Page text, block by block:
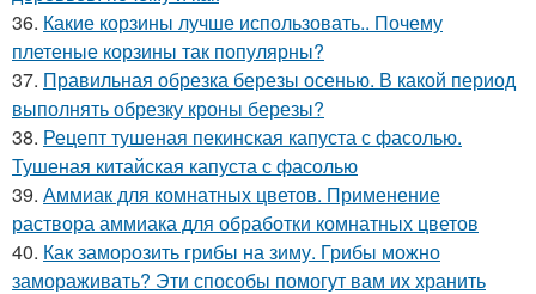
36. Какие корзины лучше использовать.. Почему
плетеные корзины так популярны?
37. Правильная обрезка березы осенью. В какой период
выполнять обрезку кроны березы?
38. Рецепт тушеная пекинская капуста с фасолью.
Тушеная китайская капуста с фасолью
39. Аммиак для комнатных цветов. Применение
раствора аммиака для обработки комнатных цветов
40. Как заморозить грибы на зиму. Грибы можно
замораживать? Эти способы помогут вам их хранить